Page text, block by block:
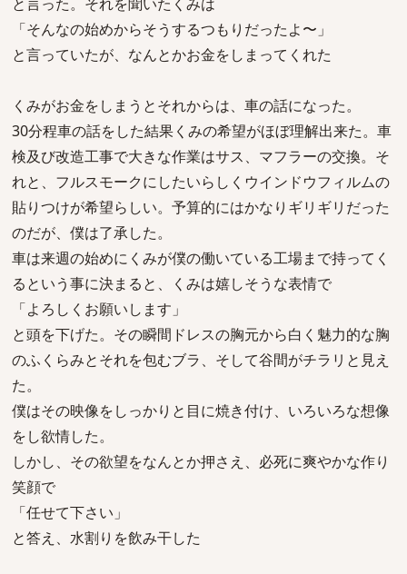
「そんなの始めからそうするつもりだったよ〜」
と言っていたが、なんとかお金をしまってくれた
くみがお金をしまうとそれからは、車の話になった。
30分程車の話をした結果くみの希望がほぼ理解出来た。車
検及び改造工事で大きな作業はサス、マフラーの交換。そ
れと、フルスモークにしたいらしくウインドウフィルムの
貼りつけが希望らしい。予算的にはかなりギリギリだった
のだが、僕は了承した。
車は来週の始めにくみが僕の働いている工場まで持ってく
るという事に決まると、くみは嬉しそうな表情で
「よろしくお願いします」
と頭を下げた。その瞬間ドレスの胸元から白く魅力的な胸
のふくらみとそれを包むブラ、そして谷間がチラリと見え
た。
僕はその映像をしっかりと目に焼き付け、いろいろな想像
をし欲情した。
しかし、その欲望をなんとか押さえ、必死に爽やかな作り
笑顔で
「任せて下さい」
と答え、水割りを飲み干した